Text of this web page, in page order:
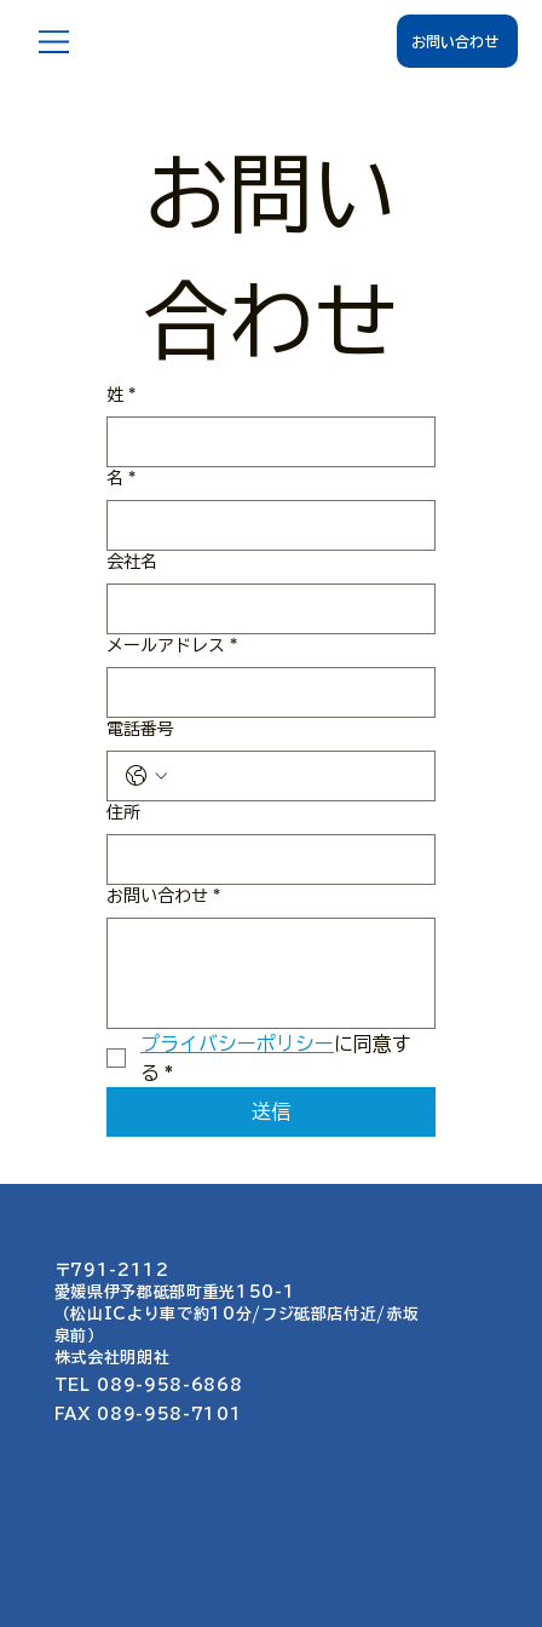
お問い合わせ
お問い
合わせ
姓 *
名 *
会社名
メールアドレス *
電話番号
住所
お問い合わせ *
プライバシーポリシーに同意す
る *
送信
〒791-2112
愛媛県伊予郡砥部町重光150-1​​
（松山ICより車で約10分/フジ砥部店付近/赤坂
泉前）
​株式会社明朗社
TEL 089-958-6868
FAX 089-958-7101